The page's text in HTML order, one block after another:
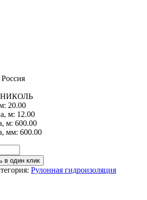
Россия
: 20.00
м: 12.00
м: 600.00
мм: 600.00
в один клик
Рулонная гидроизоляция